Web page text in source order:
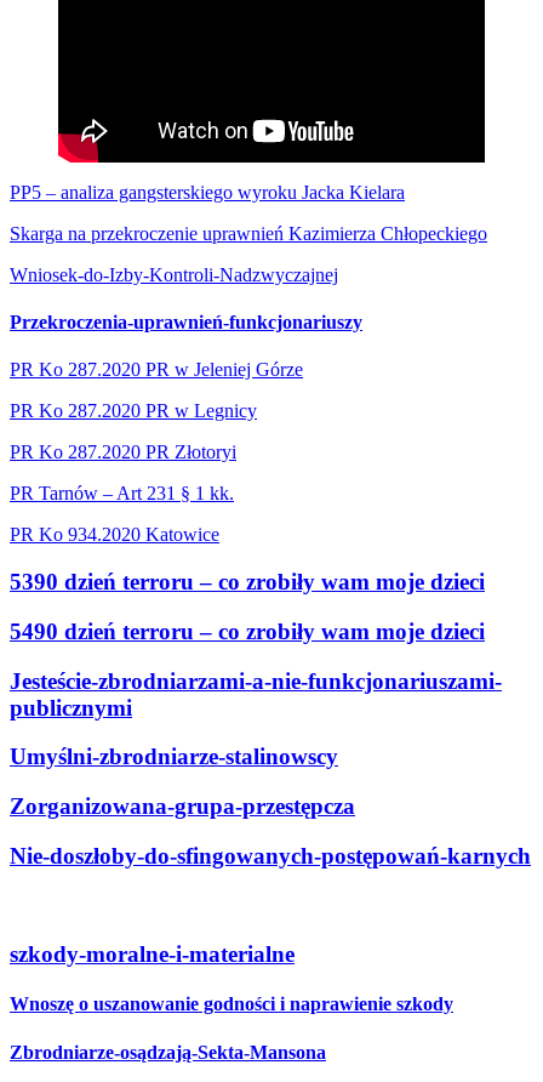
PP5 – analiza gangsterskiego wyroku Jacka Kielara
Skarga na przekroczenie uprawnień Kazimierza Chłopeckiego
Wniosek-do-Izby-Kontroli-Nadzwyczajnej
Przekroczenia-uprawnień-funkcjonariuszy
PR Ko 287.2020 PR w Jeleniej Górze
PR Ko 287.2020 PR w Legnicy
PR Ko 287.2020 PR Złotoryi
PR Tarnów – Art 231 § 1 kk.
PR Ko 934.2020 Katowice
5390 dzień terroru – co zrobiły wam moje dzieci
5490 dzień terroru – co zrobiły wam moje dzieci
Jesteście-zbrodniarzami-a-nie-funkcjonariuszami-
publicznymi
Umyślni-zbrodniarze-stalinowscy
Zorganizowana-grupa-przestępcza
Nie-doszłoby-do-sfingowanych-postępowań-karnych
szkody-moralne-i-materialne
Wnoszę o uszanowanie godności i naprawienie szkody
Zbrodniarze-osądzają-Sekta-Mansona